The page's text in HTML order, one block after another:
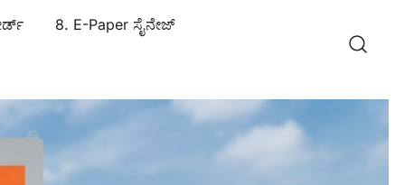
8. E-Paper ಸೈನೇಜ್